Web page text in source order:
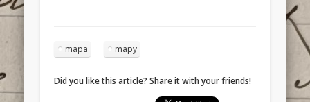
mapa mapy
Did you like this article? Share it with your friends!